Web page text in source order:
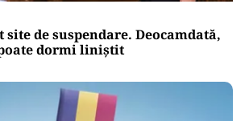
site de suspendare. Deocamdată,
dormi liniștit